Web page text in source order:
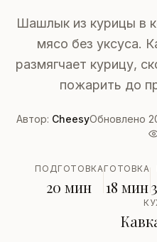
Шашлык из курицы в
мясо без уксуса.
размягчает курицу,
пожарить до
Автор: CheesyОбновлено
ПОДГОТОВКА
20 мин
ГОТОВКА
18 мин